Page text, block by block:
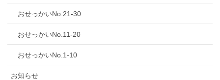
おせっかいNo.21-30
おせっかいNo.11-20
おせっかいNo.1-10
お知らせ